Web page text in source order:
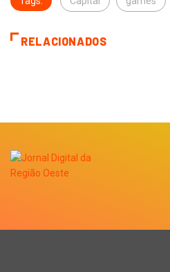
RELACIONADOS